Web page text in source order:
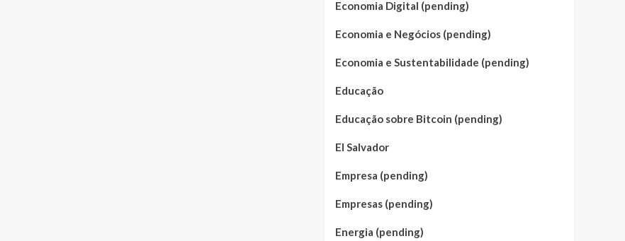
Economia Digital (pending)
Economia e Negócios (pending)
Economia e Sustentabilidade (pending)
Educação
Educação sobre Bitcoin (pending)
El Salvador
Empresa (pending)
Empresas (pending)
Energia (pending)